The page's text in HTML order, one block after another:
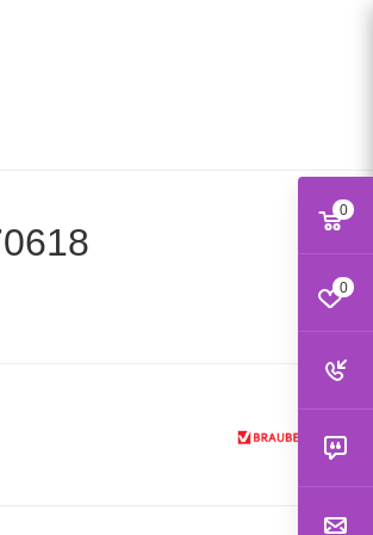
0
0